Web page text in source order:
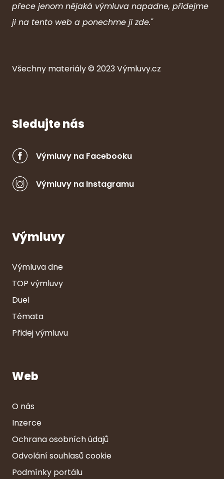
přece jenom nějaká výmluva napadne, přidejme
ji na tento web a ponechme ji zde."
Všechny materiály © 2023Výmluvy.cz
Sledujte nás
Výmluvy na Facebooku
Výmluvy na Instagramu
Výmluvy
Výmluva dne
TOP výmluvy
Duel
Témata
Přidej výmluvu
Web
O nás
Inzerce
Ochrana osobních údajů
Odvolání souhlasů cookie
Podmínky portálu